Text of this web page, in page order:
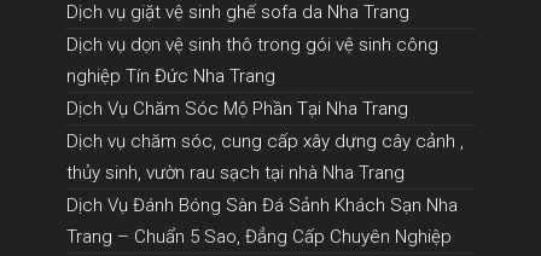
Dịch vụ giặt vệ sinh ghế sofa da Nha Trang
Dịch vụ dọn vệ sinh thô trong gói vệ sinh công
nghiệp Tín Đức Nha Trang
Dịch Vụ Chăm Sóc Mộ Phần Tại Nha Trang
Dịch vụ chăm sóc, cung cấp xây dựng cây cảnh ,
thủy sinh, vườn rau sạch tại nhà Nha Trang
Dịch Vụ Đánh Bóng Sàn Đá Sảnh Khách Sạn Nha
Trang – Chuẩn 5 Sao, Đẳng Cấp Chuyên Nghiệp